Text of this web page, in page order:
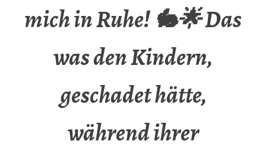
mich in Ruhe! 🐇🌟 Das
was den Kindern,
geschadet hätte,
während ihrer